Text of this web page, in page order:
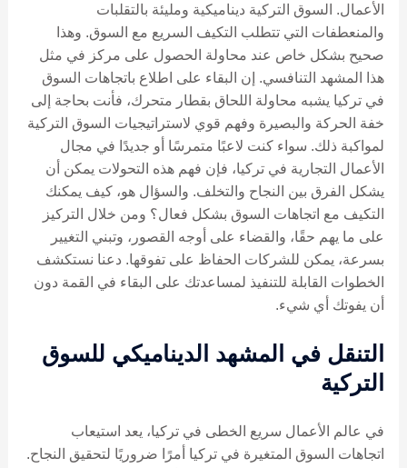
الأعمال. السوق التركية ديناميكية ومليئة بالتقلبات
والمنعطفات التي تتطلب التكيف السريع مع السوق. وهذا
صحيح بشكل خاص عند محاولة الحصول على مركز في مثل
هذا المشهد التنافسي. إن البقاء على اطلاع باتجاهات السوق
في تركيا يشبه محاولة اللحاق بقطار متحرك، فأنت بحاجة إلى
خفة الحركة والبصيرة وفهم قوي لاستراتيجيات السوق التركية
لمواكبة ذلك. سواء كنت لاعبًا متمرسًا أو جديدًا في مجال
الأعمال التجارية في تركيا، فإن فهم هذه التحولات يمكن أن
يشكل الفرق بين النجاح والتخلف. والسؤال هو، كيف يمكنك
التكيف مع اتجاهات السوق بشكل فعال؟ ومن خلال التركيز
على ما يهم حقًا، والقضاء على أوجه القصور، وتبني التغيير
بسرعة، يمكن للشركات الحفاظ على تفوقها. دعنا نستكشف
الخطوات القابلة للتنفيذ لمساعدتك على البقاء في القمة دون
أن يفوتك أي شيء.
التنقل في المشهد الديناميكي للسوق
التركية
في عالم الأعمال سريع الخطى في تركيا، يعد استيعاب
اتجاهات السوق المتغيرة في تركيا أمرًا ضروريًا لتحقيق النجاح.